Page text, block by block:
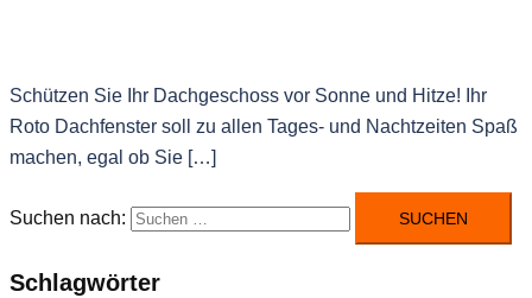
Schützen Sie Ihr Dachgeschoss vor Sonne und Hitze! Ihr
Roto Dachfenster soll zu allen Tages- und Nachtzeiten Spaß
machen, egal ob Sie […]
Suchen nach:
Schlagwörter